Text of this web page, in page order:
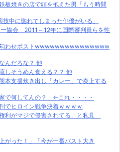
板焼きの店で頭を抱えた男「もう時間
技中に惚れてしまった俳優がいる」
ー協会 2011～12年に国際審判員らを性
匂わせポストwwwwwwwwwwwwwww
んだろな？ 他
しそうめん食える？？ 他
本支援炊き出し「カレー」で炎上する
で何してんの？」←これ・・・・
でヒロイン戦争決着ｗｗｗｗ
利がマジで侵害されてる」と私見
がった！」「今が一番バスト大き